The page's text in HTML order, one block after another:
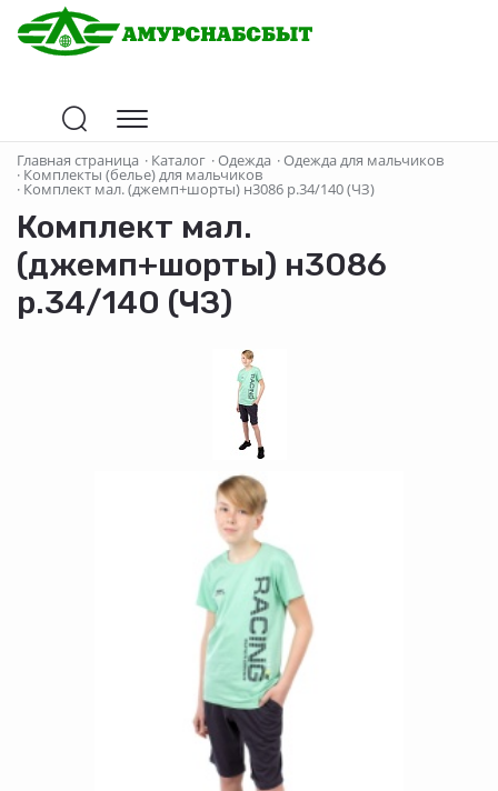
Главная страница · Каталог ·Одежда ·Одежда для мальчиков
· Комплекты (белье) для мальчиков
· Комплект мал. (джемп+шорты) н3086 р.34/140 (ЧЗ)
Комплект мал.
(джемп+шорты) н3086
р.34/140 (ЧЗ)